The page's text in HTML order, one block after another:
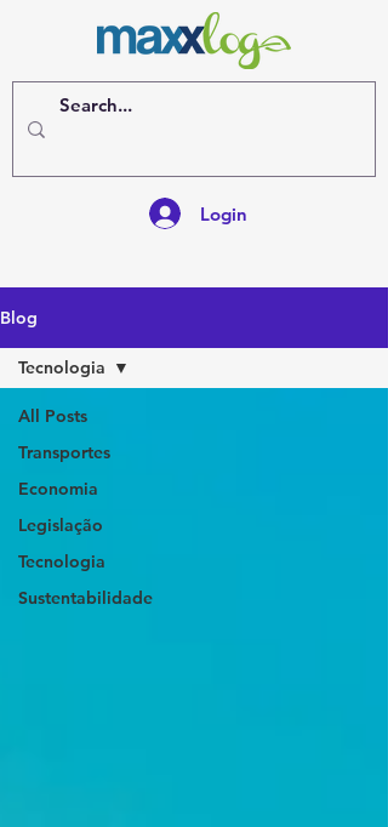
Login
Blog
All Posts
Transportes
Economia
Legislação
Tecnologia
Sustentabilidade
Tecnologia